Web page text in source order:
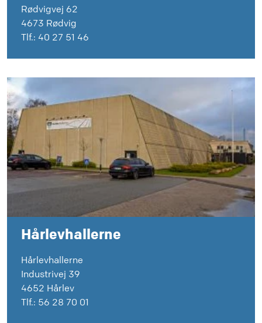
Rødvigvej 62
4673 Rødvig
Tlf.: 40 27 51 46
Hårlevhallerne
Hårlevhallerne
Industrivej 39
4652 Hårlev
Tlf.: 56 28 70 01